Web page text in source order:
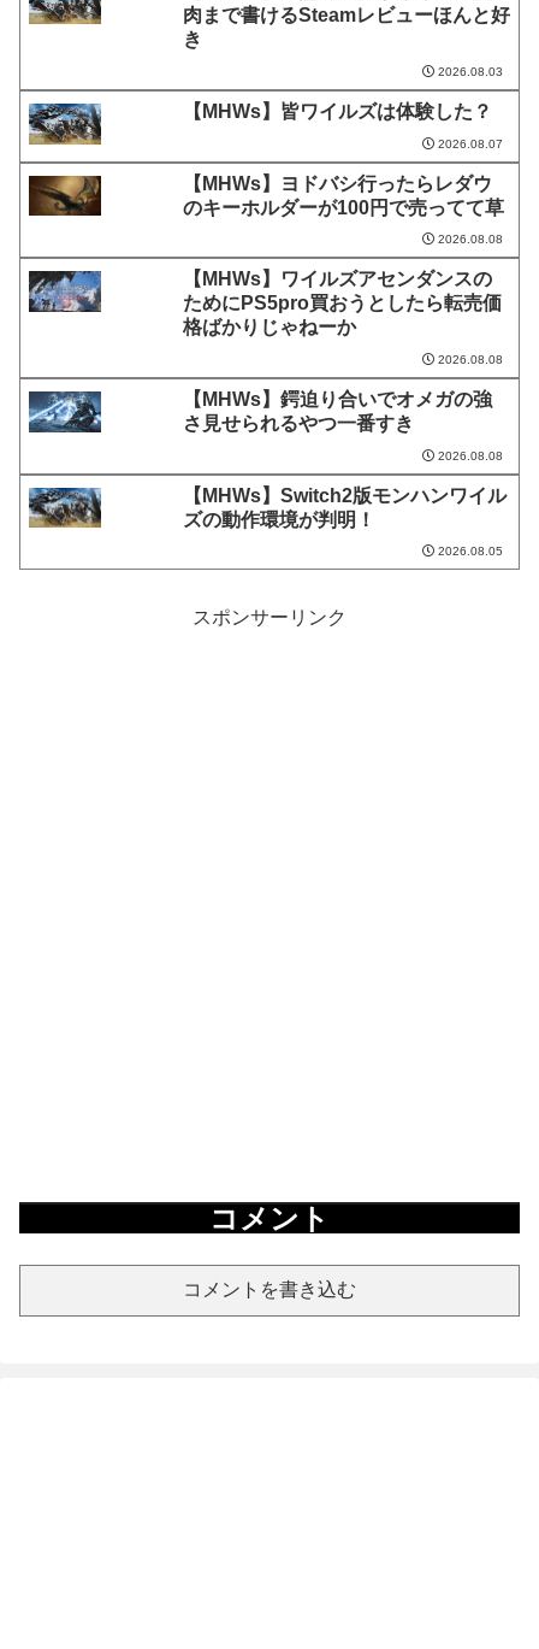
肉まで書けるSteamレビューほんと好
き
2026.08.03
【MHWs】皆ワイルズは体験した？
2026.08.07
【MHWs】ヨドバシ行ったらレダウ
のキーホルダーが100円で売ってて草
2026.08.08
【MHWs】ワイルズアセンダンスの
ためにPS5pro買おうとしたら転売価
格ばかりじゃねーか
2026.08.08
【MHWs】鍔迫り合いでオメガの強
さ見せられるやつ一番すき
2026.08.08
【MHWs】Switch2版モンハンワイル
ズの動作環境が判明！
2026.08.05
スポンサーリンク
コメント
コメントを書き込む